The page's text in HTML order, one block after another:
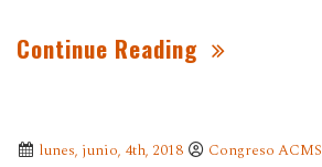
Continue Reading
lunes, junio, 4th, 2018 Congreso ACMS